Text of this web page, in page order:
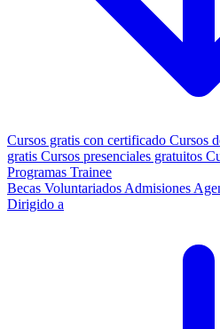
Cursos gratis con certificado Cursos
gratis Cursos presenciales gratuitos
Programas Trainee
Becas Voluntariados Admisiones
Dirigido a